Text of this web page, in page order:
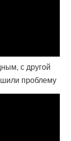
с другой
проблему